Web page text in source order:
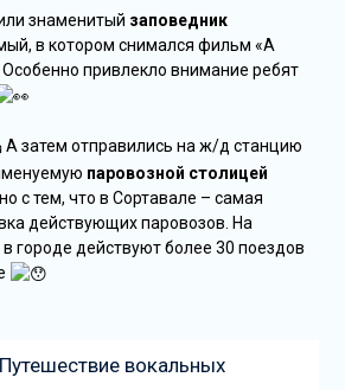
знаменитый заповедник
в котором снимался фильм «А
Особенно привлекло внимание ребят
А затем отправились на ж/д станцию
паровозной столицей
с тем, что в Сортавале – самая
действующих паровозов. На
городе действуют более 30 поездов
Путешествие вокальных